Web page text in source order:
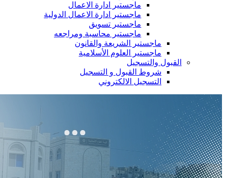
ماجستير ادارة الاعمال
ماجستير ادارة الاعمال الدولية
ماجستير تسويق
ماجستير محاسبة ومراجعه
ماجستير الشريعة والقانون
ماجستير العلوم الأسلامية
القبول والتسجيل
شروط القبول و التسجيل
التسجيل الالكتروني